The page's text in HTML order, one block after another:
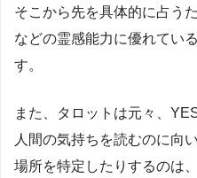
そこから先を具体的に占う
などの霊感能力に優れてい
す。
また、タロットは元々、
人間の気持ちを読むのに向
場所を特定したりするのは